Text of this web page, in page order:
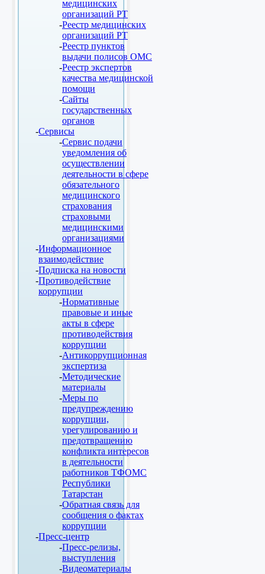
медицинских
организаций РТ
Реестр медицинских
организаций РТ
Реестр пунктов
выдачи полисов ОМС
Реестр экспертов
качества медицинской
помощи
Сайты
государственных
органов
Сервисы
Сервис подачи
уведомления об
осуществлении
деятельности в сфере
обязательного
медицинского
страхования
страховыми
медицинскими
организациями
Информационное
взаимодействие
Подписка на новости
Противодействие
коррупции
Нормативные
правовые и иные
акты в сфере
противодействия
коррупции
Антикоррупционная
экспертиза
Методические
материалы
Меры по
предупреждению
коррупции,
урегулированию и
предотвращению
конфликта интересов
в деятельности
работников ТФОМС
Республики
Татарстан
Обратная связь для
сообщения о фактах
коррупции
Пресс-центр
Пресс-релизы,
выступления
Видеоматериалы